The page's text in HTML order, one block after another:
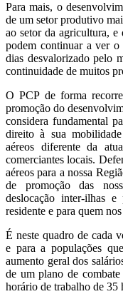
Para mais, o
de um setor produtivo
ao setor da agricultura, e
podem continuar a ver
dias desvalorizado pelo
continuidade de muitos
O PCP de forma
promoção do
considera fundamental
direito à sua
aéreos diferente da
comerciantes locais.
aéreos para a nossa
de promoção das
deslocação inter-ilhas
residente e para quem
É neste quadro de cada
e para a populações
aumento geral dos
de um plano de
horário de trabalho de 35